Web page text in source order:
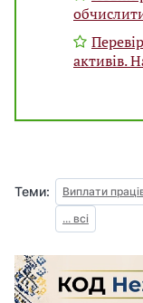
активів.
Теми: Виплати
... всі